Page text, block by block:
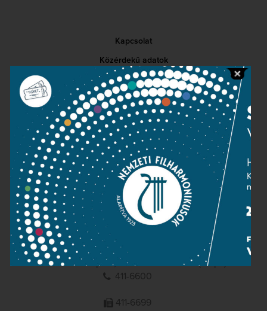
Kapcsolat
Közérdekű adatok
Sajtószoba
Adatvédelem
Impresszum
NEMZETI
FILHARMONIKUSOK
1095 Budapest, Komor Marcell u. 1. (Müpa)
411-6600
411-6699